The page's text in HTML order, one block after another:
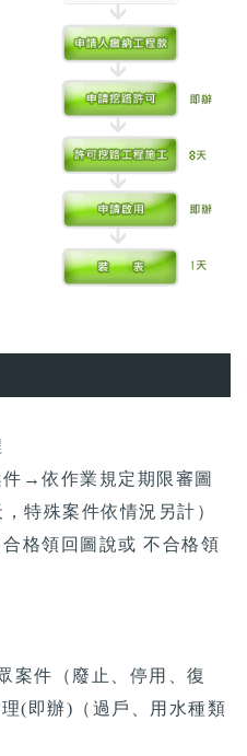
→依作業規定期限審圖
特殊案件依情況另計）
格領回圖說或 不合格領
案件（廢止、停用、復
(即辦)（過戶、用水種類